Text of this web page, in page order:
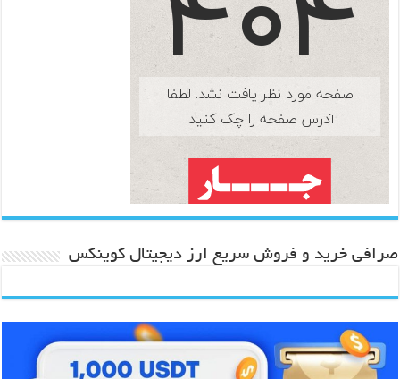
صرافی خرید و فروش سریع ارز دیجیتال کوینکس